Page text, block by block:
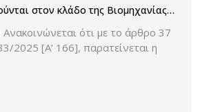
στον κλάδο της Βιομηχανίας
Εμπορίας Φαρμάκωνότι με το άρθρο 37
2025 [Α’ 166], παρατείνεται η